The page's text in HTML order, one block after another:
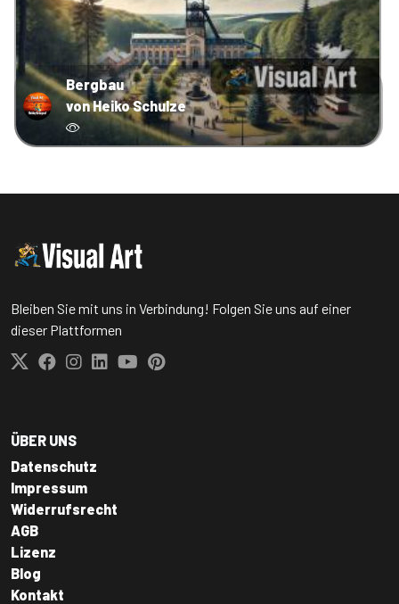
Bergbau
von Heiko Schulze
Bleiben Sie mit uns in Verbindung! Folgen Sie uns auf einer
dieser Plattformen
ÜBER UNS
Datenschutz
Impressum
Widerrufsrecht
AGB
Lizenz
Blog
Kontakt